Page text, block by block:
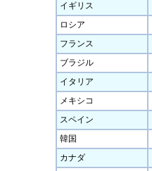
イギリス
ロシア
フランス
ブラジル
イタリア
メキシコ
スペイン
韓国
カナダ